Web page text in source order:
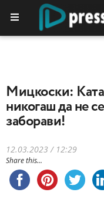
Мицкоски:
никогаш да не
заборави!
12.03.2023 / 12:29
Share this...